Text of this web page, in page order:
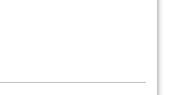
товаров.
индивидуально
о том, чтобы